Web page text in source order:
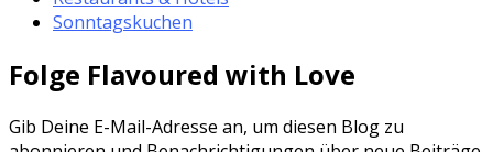
Sonntagskuchen
Folge Flavoured with Love
Gib Deine E-Mail-Adresse an, um diesen Blog zu